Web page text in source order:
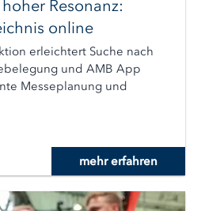
Resonanz:
online
erleichtert Suche nach
und AMB App
Messeplanung und
mehr erfahren